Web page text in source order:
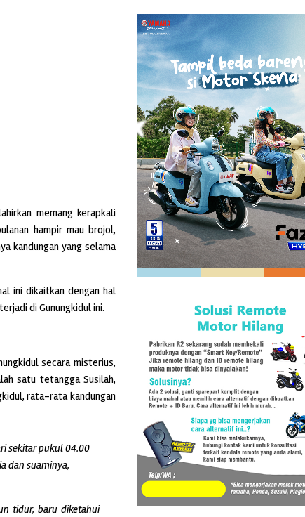
memang kerapkali
hampir mau brojol,
kandungan yang selama
ini dikaitkan dengan hal
di Gunungkidul ini.
secara misterius,
satu tetangga Susilah,
rata-rata kandungan
sekitar pukul 04.00
dan suaminya,
tidur, baru diketahui